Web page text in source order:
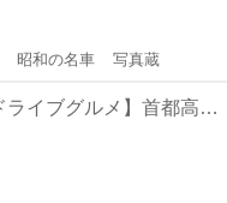
昭和の名車 写真蔵
【ドライブグルメ】首都高・市川PA（西行き）で、地元・千葉にまつわるテイクアウトを！